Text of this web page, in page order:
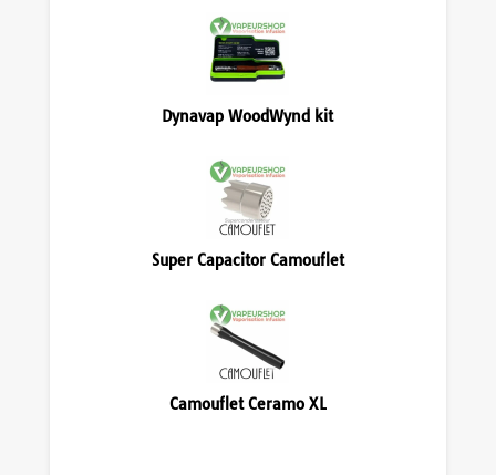
Dynavap WoodWynd kit
Super Capacitor Camouflet
Camouflet Ceramo XL